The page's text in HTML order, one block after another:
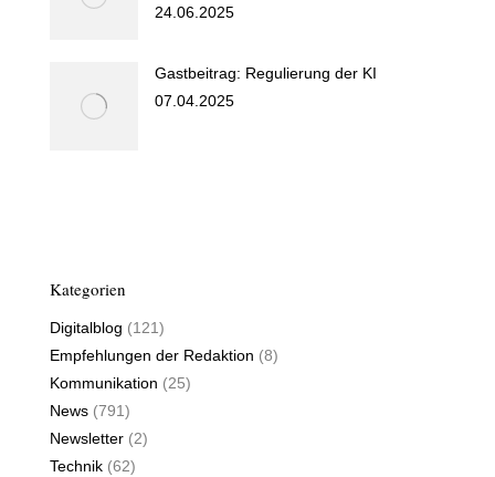
24.06.2025
Gastbeitrag: Regulierung der KI
07.04.2025
Kategorien
Digitalblog (121)
Empfehlungen der Redaktion (8)
Kommunikation (25)
News (791)
Newsletter (2)
Technik (62)